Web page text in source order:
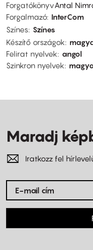
ForgatókönyvAntal
Forgalmazó InterCom
Színes Színes
Készítő országok
Felirat nyelvek
angol
Szinkron nyelvek
Maradj
Iratkozz fel